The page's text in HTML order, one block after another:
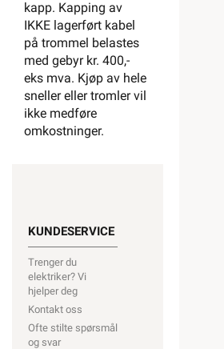
kapp. Kapping av
IKKE lagerført kabel
på trommel belastes
med gebyr kr. 400,-
eks mva. Kjøp av hele
sneller eller tromler vil
ikke medføre
omkostninger.
KUNDESERVICE
Trenger du
elektriker? Vi
hjelper deg
Kontakt oss
Ofte stilte spørsmål
og svar